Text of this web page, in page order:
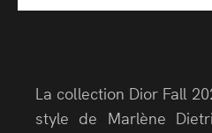
La collection Dior Fall
style de Marlène